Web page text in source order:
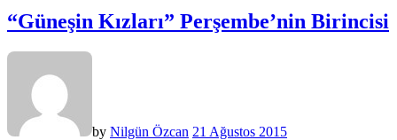
“Güneşin Kızları” Perşembe’nin Birincisi
by Nilgün Özcan 21 Ağustos 2015